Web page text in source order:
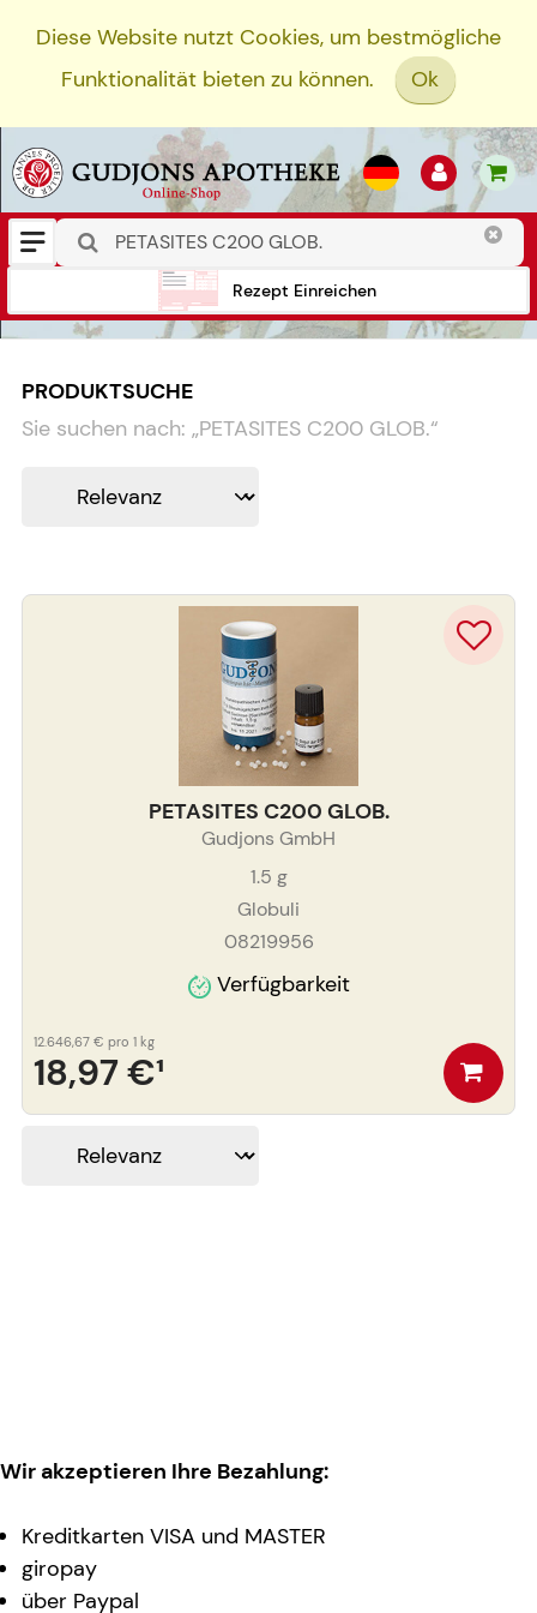
Diese Website nutzt Cookies, um bestmögliche
Funktionalität bieten zu können.
Ok
Rezept Einreichen
PRODUKTSUCHE
Sie suchen nach: „PETASITES C200 GLOB.“
PETASITES C200 GLOB.
Gudjons GmbH
1.5 g
Globuli
08219956
Verfügbarkeit
18,97 €¹
12.646,67 € pro 1 kg
Wir akzeptieren Ihre Bezahlung:
Kreditkarten VISA und MASTER
giropay
über Paypal